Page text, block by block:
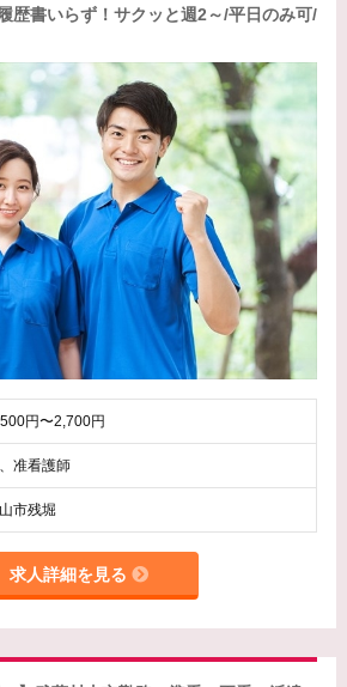
歴書いらず！サクッと週2～/平日のみ可/
円〜2,700円
准看護師
市残堀
求人詳細を見る